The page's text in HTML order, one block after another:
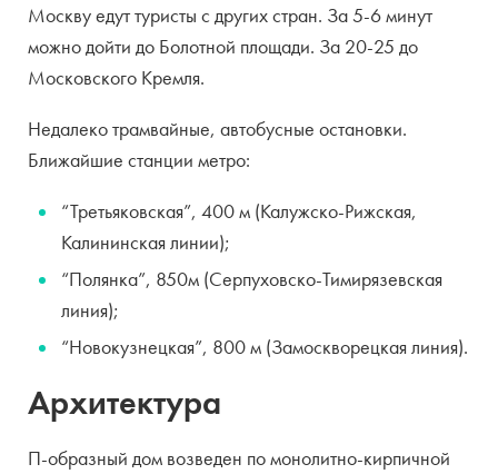
Москву едут туристы с других стран. За 5-6 минут
можно дойти до Болотной площади. За 20-25 до
Московского Кремля.
Недалеко трамвайные, автобусные остановки.
Ближайшие станции метро:
“Третьяковская”, 400 м (Калужско-Рижская,
Калининская линии);
“Полянка”, 850м (Серпуховско-Тимирязевская
линия);
“Новокузнецкая”, 800 м (Замоскворецкая линия).
Архитектура
П-образный дом возведен по монолитно-кирпичной